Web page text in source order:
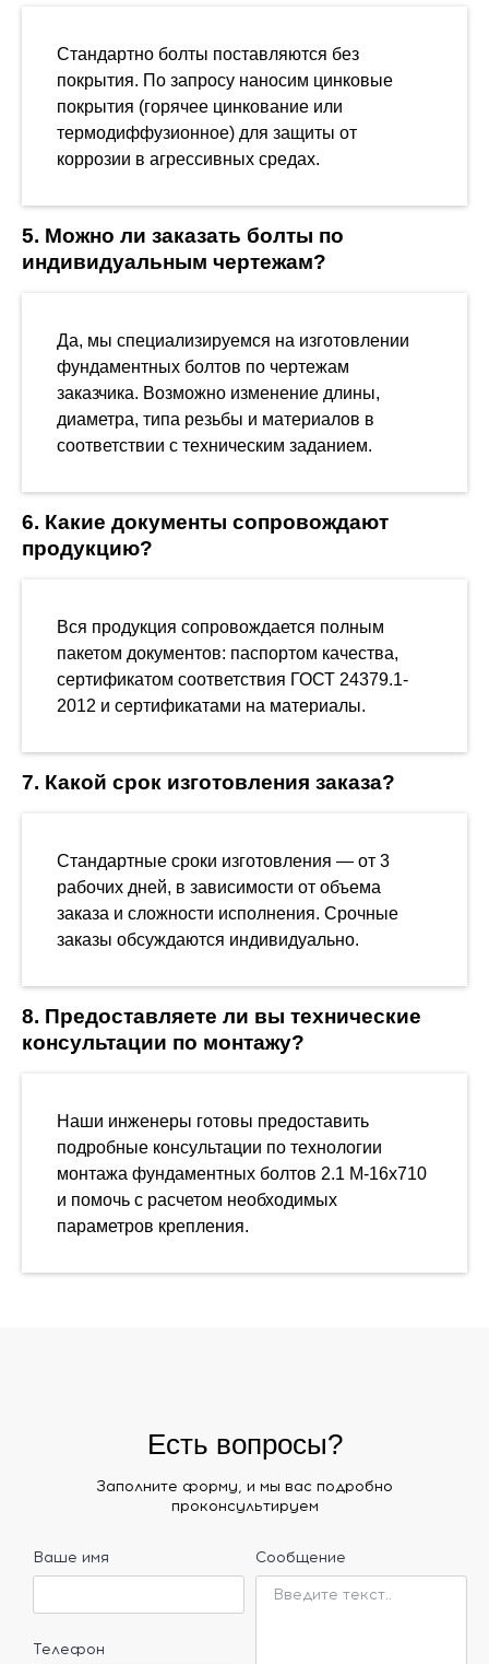
Стандартно болты поставляются без
покрытия. По запросу наносим цинковые
покрытия (горячее цинкование или
термодиффузионное) для защиты от
коррозии в агрессивных средах.
5. Можно ли заказать болты по
индивидуальным чертежам?
Да, мы специализируемся на изготовлении
фундаментных болтов по чертежам
заказчика. Возможно изменение длины,
диаметра, типа резьбы и материалов в
соответствии с техническим заданием.
6. Какие документы сопровождают
продукцию?
Вся продукция сопровождается полным
пакетом документов: паспортом качества,
сертификатом соответствия ГОСТ 24379.1-
2012 и сертификатами на материалы.
7. Какой срок изготовления заказа?
Стандартные сроки изготовления — от 3
рабочих дней, в зависимости от объема
заказа и сложности исполнения. Срочные
заказы обсуждаются индивидуально.
8. Предоставляете ли вы технические
консультации по монтажу?
Наши инженеры готовы предоставить
подробные консультации по технологии
монтажа фундаментных болтов 2.1 М-16х710
и помочь с расчетом необходимых
параметров крепления.
Есть вопросы?
Заполните форму, и мы вас подробно
проконсультируем
Ваше имя
Телефон
Сообщение